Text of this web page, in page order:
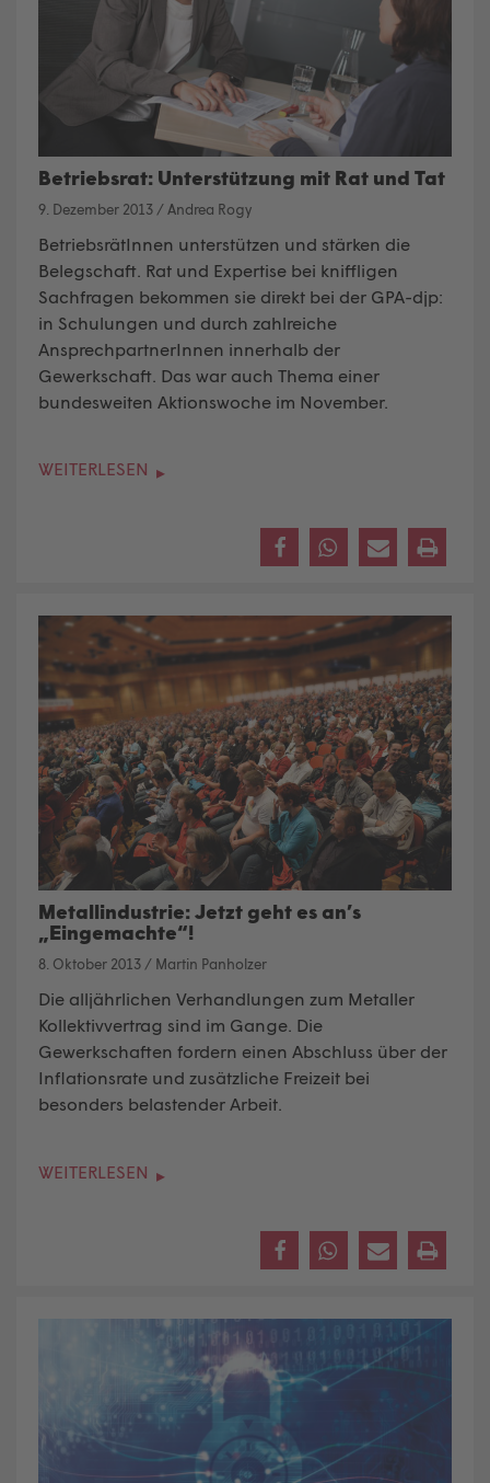
Betriebsrat: Unterstützung mit Rat und Tat
9. Dezember 2013 / Andrea Rogy
BetriebsrätInnen unterstützen und stärken die
Belegschaft. Rat und Expertise bei kniffligen
Sachfragen bekommen sie direkt bei der GPA-djp:
in Schulungen und durch zahlreiche
AnsprechpartnerInnen innerhalb der
Gewerkschaft. Das war auch Thema einer
bundesweiten Aktionswoche im November.
WEITERLESEN
Metallindustrie: Jetzt geht es an’s
„Eingemachte“!
8. Oktober 2013 / Martin Panholzer
Die alljährlichen Verhandlungen zum Metaller
Kollektivvertrag sind im Gange. Die
Gewerkschaften fordern einen Abschluss über der
Inflationsrate und zusätzliche Freizeit bei
besonders belastender Arbeit.
WEITERLESEN